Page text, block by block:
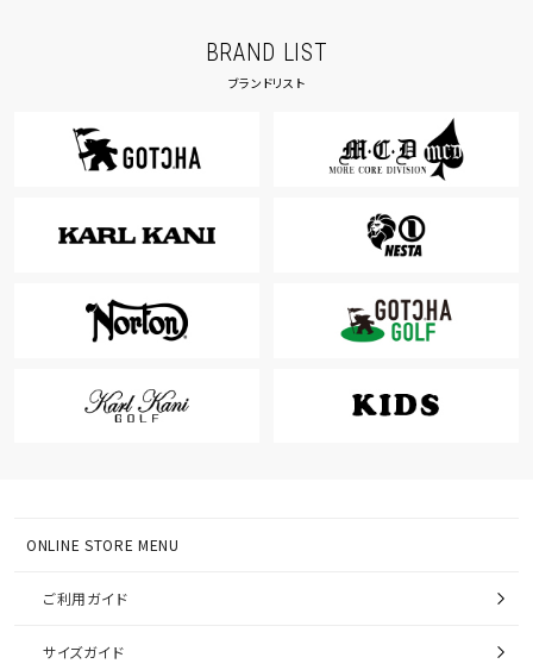
BRAND LIST
ブランドリスト
ONLINE STORE MENU
ご利用ガイド
サイズガイド